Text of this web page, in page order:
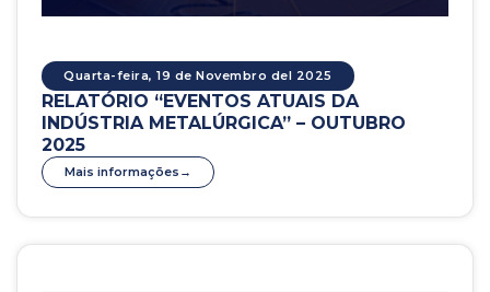
Quarta-feira, 19 de Novembro del 2025
RELATÓRIO “EVENTOS ATUAIS DA
INDÚSTRIA METALÚRGICA” – OUTUBRO
2025
Mais informações